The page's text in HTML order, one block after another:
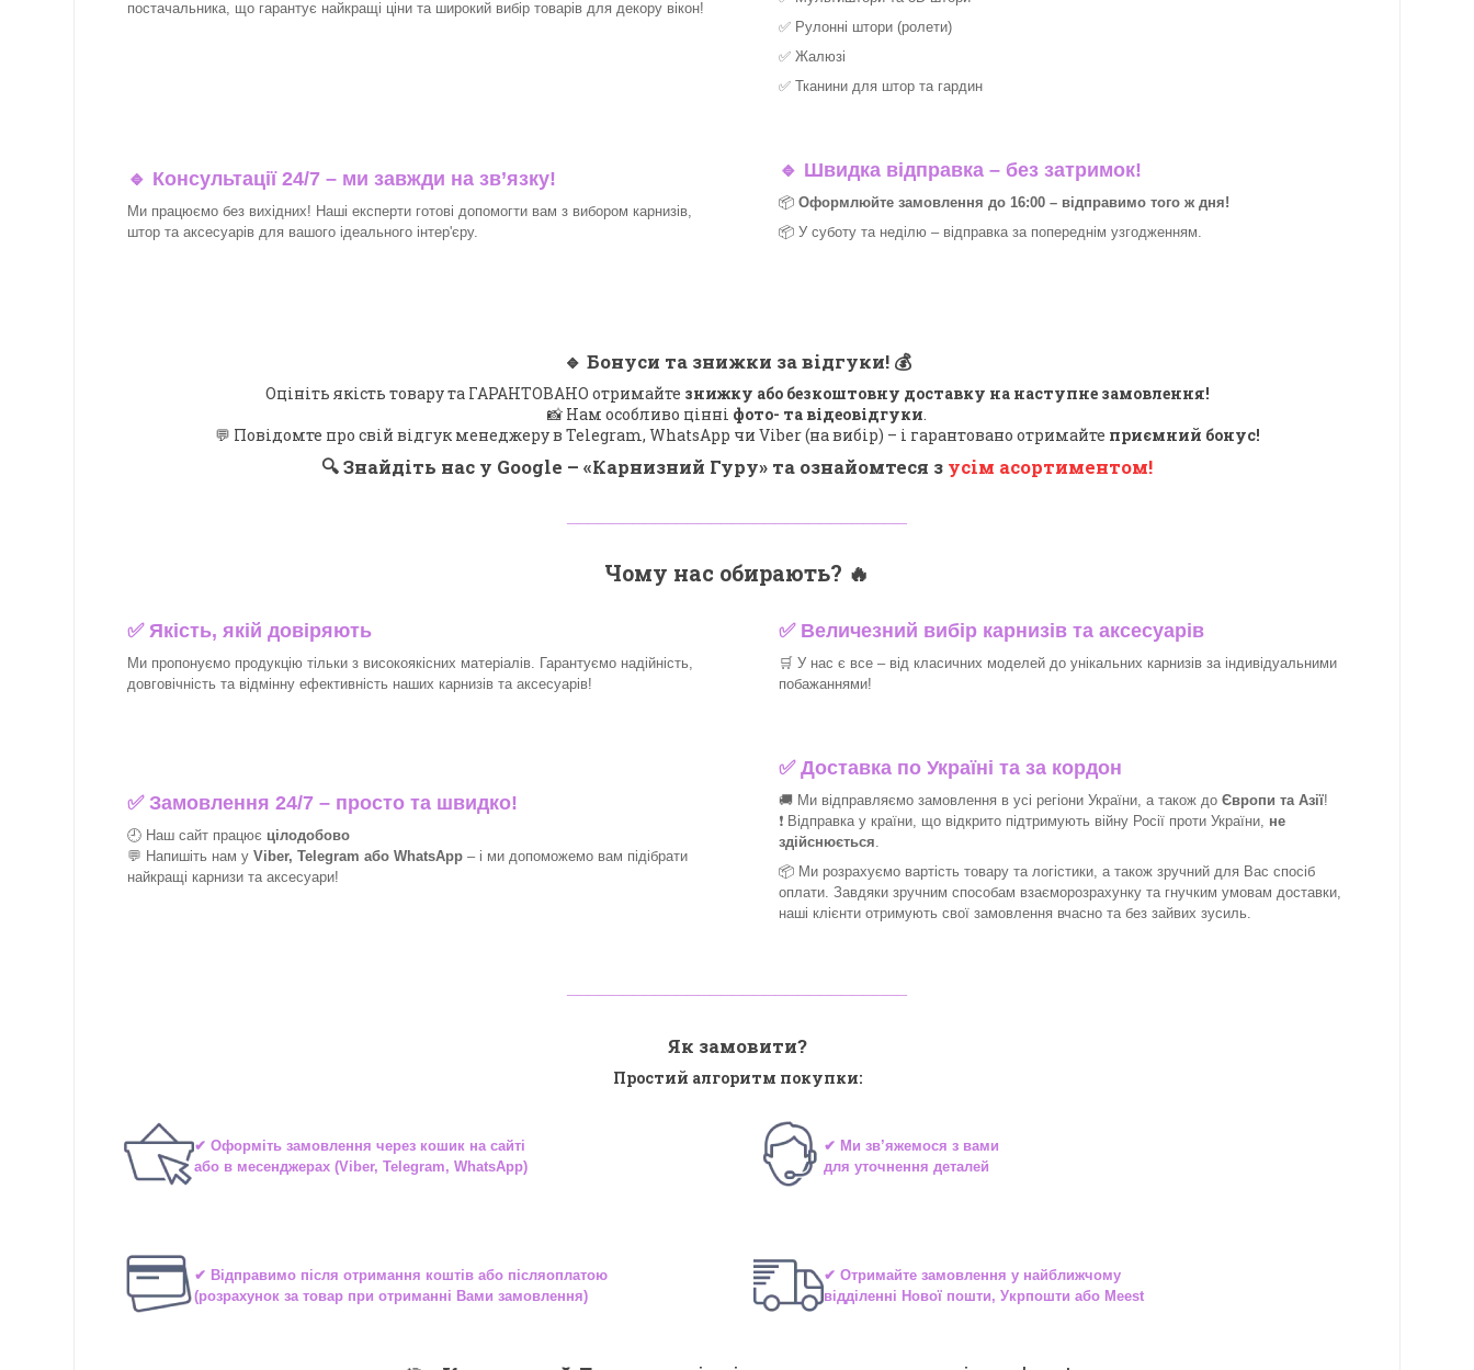
постачальника, що гарантує найкращі ціни та широкий вибір товарів для декору вікон!​
✅ Рулонні штори (ролети)
✅ Жалюзі
✅ Тканини для штор та гардин
🔹 Консультації 24/7 – ми завжди на зв’язку!
Ми працюємо без вихідних! Наші експерти готові допомогти вам з вибором карнизів,
штор та аксесуарів для вашого ідеального інтер'єру.​
🔹 Швидка відправка – без затримок!
📦 Оформлюйте замовлення до 16:00 – відправимо того ж дня!
📦 У суботу та неділю – відправка за попереднім узгодженням.
🔹 Бонуси та знижки за відгуки! 💰
Оцініть якість товару та ГАРАНТОВАНО отримайте знижку або безкоштовну доставку на наступне замовлення!
📸 Нам особливо цінні фото- та відеовідгуки.
💬 Повідомте про свій відгук менеджеру в Telegram, WhatsApp чи Viber (на вибір) – і гарантовано отримайте приємний бонус!
🔍Знайдіть нас у Google – «Карнизний Гуру» та ознайомтеся з усім асортиментом!
Чому нас обирають? 🔥
✅Якість, якій довіряють
Ми пропонуємо продукцію тільки з високоякісних матеріалів. Гарантуємо надійність,
довговічність та відмінну ефективність наших карнизів та аксесуарів!​
✅ Величезний вибір карнизів та аксесуарів
🛒 У нас є все – від класичних моделей до унікальних карнизів за індивідуальними
побажаннями!​
✅Замовлення 24/7 – просто та швидко!
🕘 Наш сайт працює цілодобово
💬 Напишіть нам у Viber, Telegram або WhatsApp – і ми допоможемо вам підібрати
найкращі карнизи та аксесуари!
✅Доставка по Україні та за кордон
🚚 Ми відправляємо замовлення в усі регіони України, а також до Європи та Азії!
❗ Відправка у країни, що відкрито підтримують війну Росії проти України, не
здійснюється
📦 Ми розрахуємо вартість товару та логістики, а також зручний для Вас спосіб
оплати. Завдяки зручним способам взаєморозрахунку та гнучким умовам доставки,
наші клієнти отримують свої замовлення вчасно та без зайвих зусиль.
Як замовити?
Простий алгоритм покупки:
✔ Оформіть замовлення через кошик на сайті
або в месенджерах (Viber, Telegram, WhatsApp)
✔ Ми зв’яжемося з вами
для уточнення деталей
✔ Відправимо після отримання коштів або післяоплатою
(розрахунок за товар при отриманні Вами замовлення)
✔ Отримайте замовлення у найближчому
відділенні Нової пошти, Укрпошти або Meest